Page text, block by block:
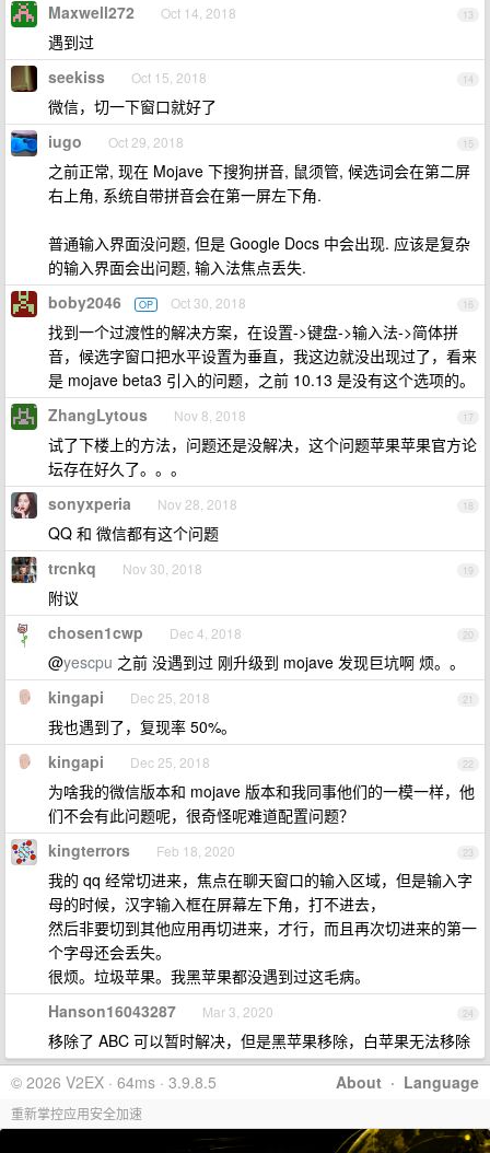
13
Maxwell272 Oct 14, 2018
遇到过
14
seekiss Oct 15, 2018
微信，切一下窗口就好了
15
iugo Oct 29, 2018
之前正常, 现在 Mojave 下搜狗拼音, 鼠须管, 候选词会在第二屏
右上角, 系统自带拼音会在第一屏左下角.
普通输入界面没问题, 但是 Google Docs 中会出现. 应该是复杂
的输入界面会出问题, 输入法焦点丢失.
16
boby2046 OP Oct 30, 2018
找到一个过渡性的解决方案，在设置->键盘->输入法->简体拼
音，候选字窗口把水平设置为垂直，我这边就没出现过了，看来
是 mojave beta3 引入的问题，之前 10.13 是没有这个选项的。
17
ZhangLytous Nov 8, 2018
试了下楼上的方法，问题还是没解决，这个问题苹果苹果官方论
坛存在好久了。。。
18
sonyxperia Nov 28, 2018
QQ 和 微信都有这个问题
19
trcnkq Nov 30, 2018
附议
20
chosen1cwp Dec 4, 2018
@yescpu 之前 没遇到过 刚升级到 mojave 发现巨坑啊 烦。。
21
kingapi Dec 25, 2018
我也遇到了，复现率 50%。
22
kingapi Dec 25, 2018
为啥我的微信版本和 mojave 版本和我同事他们的一模一样，他
们不会有此问题呢，很奇怪呢难道配置问题？
23
kingterrors Feb 18, 2020
我的 qq 经常切进来，焦点在聊天窗口的输入区域，但是输入字
母的时候，汉字输入框在屏幕左下角，打不进去，
然后非要切到其他应用再切进来，才行，而且再次切进来的第一
个字母还会丢失。
很烦。垃圾苹果。我黑苹果都没遇到过这毛病。
24
Hanson16043287 Mar 3, 2020
移除了 ABC 可以暂时解决，但是黑苹果移除，白苹果无法移除
About · Language
© 2026 V2EX · 64ms · 3.9.8.5
重新掌控应用安全加速